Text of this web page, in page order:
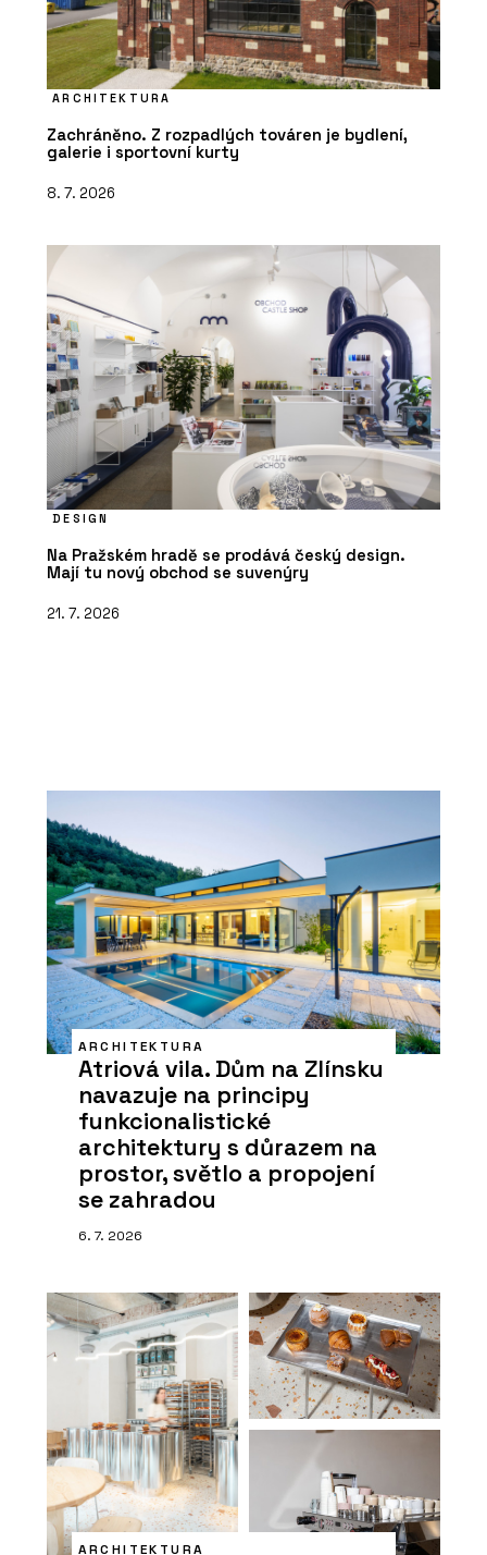
ARCHITEKTURA
Zachráněno. Z rozpadlých továren je bydlení,
galerie i sportovní kurty
8. 7. 2026
DESIGN
Na Pražském hradě se prodává český design.
Mají tu nový obchod se suvenýry
21. 7. 2026
ARCHITEKTURA
Atriová vila. Dům na Zlínsku
navazuje na principy
funkcionalistické
architektury s důrazem na
prostor, světlo a propojení
se zahradou
6. 7. 2026
ARCHITEKTURA